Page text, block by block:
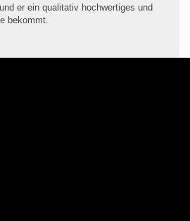
er ein qualitativ hochwertiges und
bekommt.